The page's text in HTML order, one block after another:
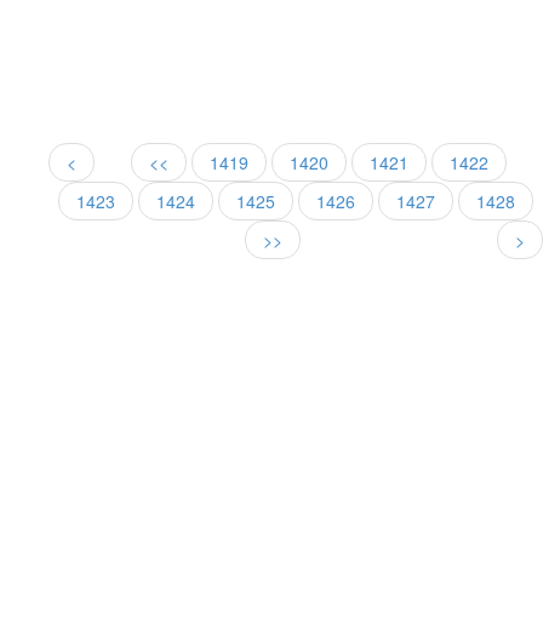
<<
< 1419 1420 1421
1422
1423
1424 1425 1426 1427
1428
>
>>